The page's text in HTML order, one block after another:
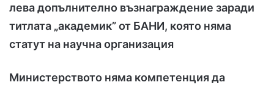
лева допълнително възнаграждение заради
титлата „академик” от БАНИ, която няма
статут на научна организация
Министерството няма компетенция да